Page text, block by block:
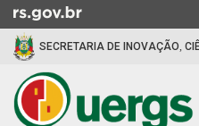
para
conteúdo
para
SECRETARIA DE INOVAÇÃO,